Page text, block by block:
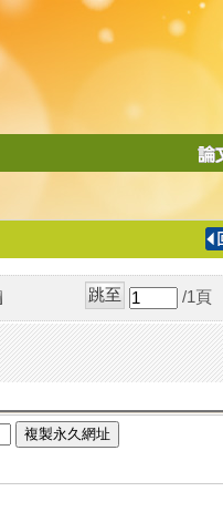
導
/1 頁
複製永久網址